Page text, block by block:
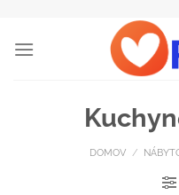
content
DOMOV /